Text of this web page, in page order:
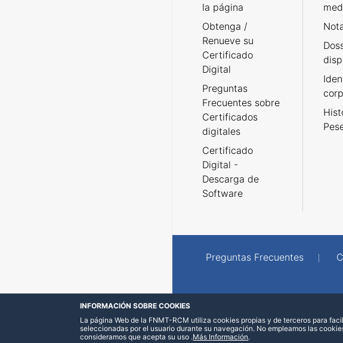
la página
Obtenga /
Renueve su
Certificado
Digital
Preguntas
Frecuentes sobre
Certificados
digitales
Certificado
Digital -
Descarga de
Software
Preguntas Frecuentes
INFORMACIÓN SOBRE COOKIES
La página Web de la FNMT-RCM utiliza cookies propias y de terceros para
seleccionadas por el usuario durante su navegación. No empleamos las
consideramos que acepta su uso .Más Información.